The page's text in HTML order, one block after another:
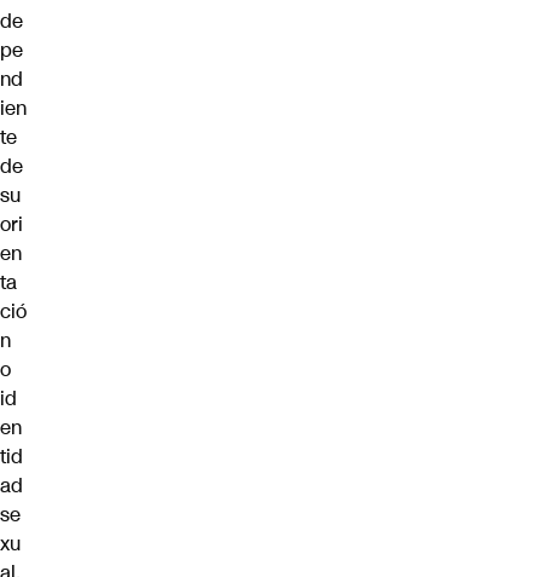
de
pe
nd
ien
te
de
su
ori
en
ta
ció
n
o
id
en
tid
ad
se
xu